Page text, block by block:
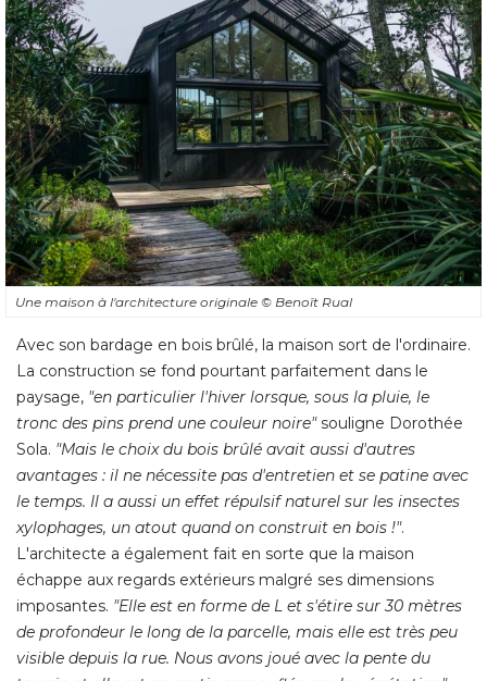
Une maison à l'architecture originale © Benoît Rual
Avec son bardage en bois brûlé, la maison sort de l'ordinaire.
La construction se fond pourtant parfaitement dans le
paysage, "en particulier l'hiver lorsque, sous la pluie, le
tronc des pins prend une couleur noire"souligne Dorothée
Sola. "Mais le choix du bois brûlé avait aussi d'autres
avantages : il ne nécessite pas d'entretien et se patine avec
le temps. Il a aussi un effet répulsif naturel sur les insectes
xylophages, un atout quand on construit en bois !".
L'architecte a également fait en sorte que la maison
échappe aux regards extérieurs malgré ses dimensions
imposantes. "Elle est en forme de L et s'étire sur 30 mètres
de profondeur le long de la parcelle, mais elle est très peu
visible depuis la rue. Nous avons joué avec la pente du